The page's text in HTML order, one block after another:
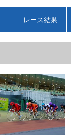
レース結果